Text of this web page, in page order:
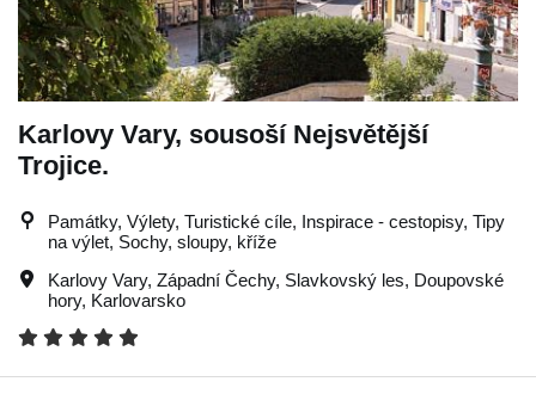
Karlovy Vary, sousoší Nejsvětější
Trojice.
Památky, Výlety, Turistické cíle, Inspirace - cestopisy, Tipy
na výlet, Sochy, sloupy, kříže
Karlovy Vary, Západní Čechy, Slavkovský les, Doupovské
hory, Karlovarsko